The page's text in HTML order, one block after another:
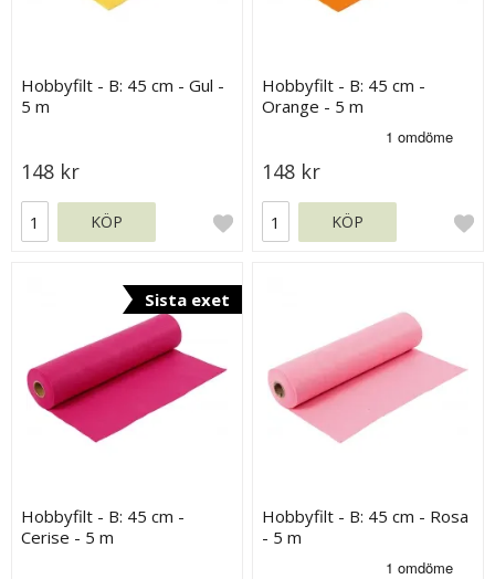
Hobbyfilt - B: 45 cm - Gul -
5 m
148 kr
KÖP
Hobbyfilt - B: 45 cm -
Orange - 5 m
148 kr
KÖP
Sista exet
Hobbyfilt - B: 45 cm -
Cerise - 5 m
Hobbyfilt - B: 45 cm - Rosa
- 5 m